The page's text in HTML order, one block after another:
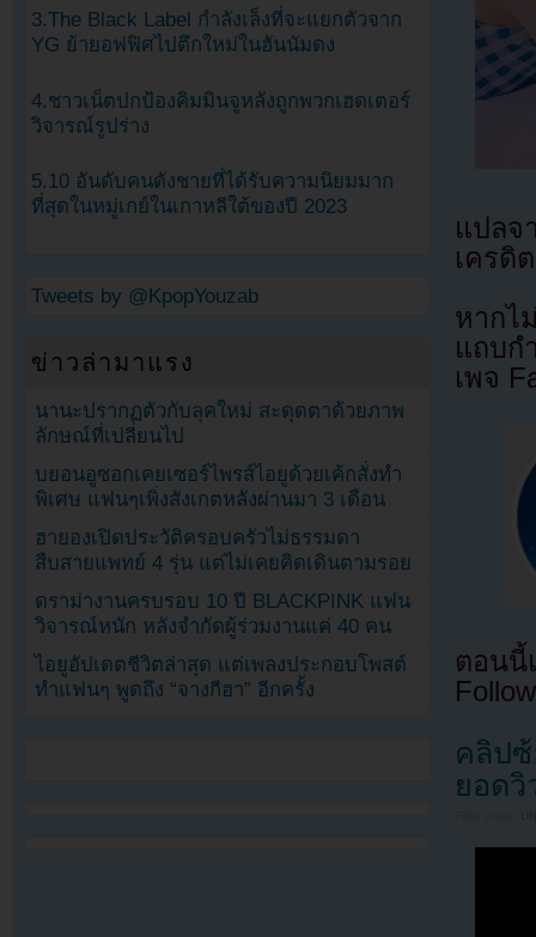
แปล
เครดิ
หากไ
แถบก
เพจ
ตอนนี้
คลิปซ้
ยอดวิ
3.The Black Label กำลังเล็งที่จะแยกตัวจาก
YG ย้ายอฟฟิศไปตึกใหม่ในฮันนัมดง
4.ชาวเน็ตปกป้องคิมมินจูหลังถูกพวกเฮดเตอร์
วิจารณ์รูปร่าง
5.10 อันดับคนดังชายที่ได้รับความนิยมมาก
ที่สุดในหมู่เกย์ในเกาหลีใต้ของปี 2023
Tweets by @KpopYouzab
ข่าวล่ามาแรง
นานะปรากฏตัวกับลุคใหม่ สะดุดตาด้วยภาพ
ลักษณ์ที่เปลี่ยนไป
บยอนอูซอกเคยเซอร์ไพรส์ไอยูด้วยเค้กสั่งทำ
พิเศษ แฟนๆเพิ่งสังเกตหลังผ่านมา 3 เดือน
ฮายองเปิดประวัติครอบครัวไม่ธรรมดา
สืบสายแพทย์ 4 รุ่น แต่ไม่เคยคิดเดินตามรอย
ดราม่างานครบรอบ 10 ปี BLACKPINK แฟน
วิจารณ์หนัก หลังจำกัดผู้ร่วมงานแค่ 40 คน
ไอยูอัปเดตชีวิตล่าสุด แต่เพลงประกอบโพสต์
ทำแฟนๆ พูดถึง “จางกีฮา” อีกครั้ง